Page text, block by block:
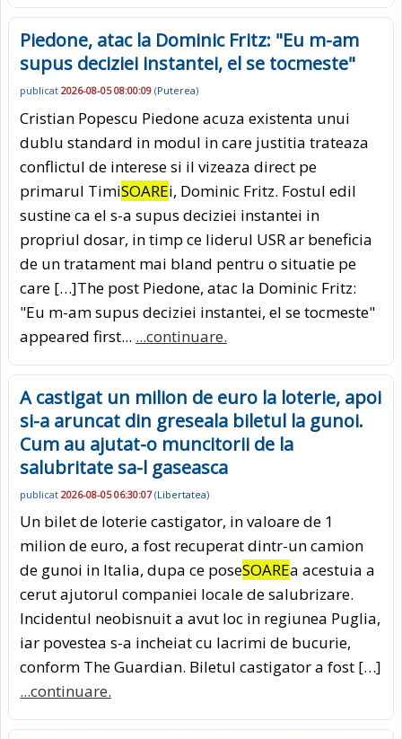
Piedone, atac la Dominic Fritz: "Eu m-am
supus deciziei instantei, el se tocmeste"
publicat 2026-08-05 08:00:09 (Puterea)
Cristian Popescu Piedone acuza existenta unui
dublu standard in modul in care justitia trateaza
conflictul de interese si il vizeaza direct pe
primarul TimiSOAREi, Dominic Fritz. Fostul edil
sustine ca el s-a supus deciziei instantei in
propriul dosar, in timp ce liderul USR ar beneficia
de un tratament mai bland pentru o situatie pe
care […]The post Piedone, atac la Dominic Fritz:
"Eu m-am supus deciziei instantei, el se tocmeste"
appeared first... ...continuare.
A castigat un milion de euro la loterie, apoi
si-a aruncat din greseala biletul la gunoi.
Cum au ajutat-o muncitorii de la
salubritate sa-l gaseasca
publicat 2026-08-05 06:30:07(Libertatea)
Un bilet de loterie castigator, in valoare de 1
milion de euro, a fost recuperat dintr-un camion
de gunoi in Italia, dupa ce poseSOAREa acestuia a
cerut ajutorul companiei locale de salubrizare.
Incidentul neobisnuit a avut loc in regiunea Puglia,
iar povestea s-a incheiat cu lacrimi de bucurie,
conform The Guardian. Biletul castigator a fost […]
...continuare.